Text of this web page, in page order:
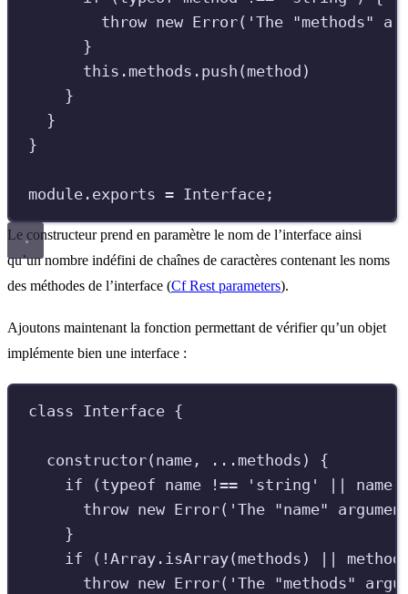
throw new Error( 'The "methods"
}
this . methods . push ( method )
}
}
}
module . exports = Interface ;
Le constructeur prend en paramètre le nom de l’interface ainsi
qu’un nombre indéfini de chaînes de caractères contenant les noms
des méthodes de l’interface (Cf Rest parameters).
Ajoutons maintenant la fonction permettant de vérifier qu’un objet
implémente bien une interface :
class Interface {
constructor( name , ... methods )
{
if
( typeof name !== ' string ' name
throw new Error( 'The "name"
}
if
( !Array . isArray( methods )
throw new Error( 'The "methods"